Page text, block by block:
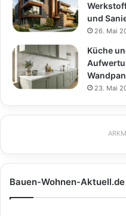
und
26. Mai
Küche
23. Mai
Bauen-Wohnen-